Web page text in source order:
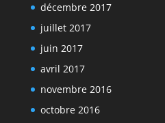
décembre 2017
juillet 2017
juin 2017
avril 2017
novembre 2016
octobre 2016